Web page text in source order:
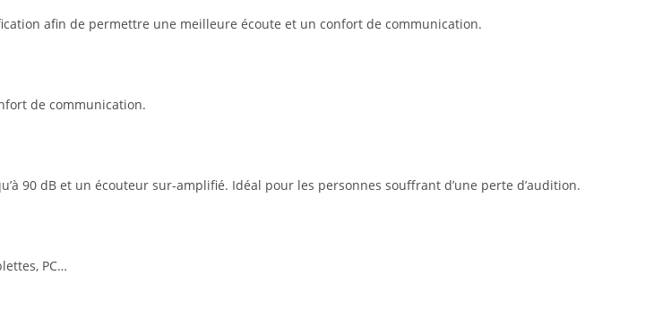
afin de permettre une meilleure écoute et un confort de communication.
de communication.
90 dB et un écouteur sur-amplifié. Idéal pour les personnes souffrant d’une perte d’audition.
PC…